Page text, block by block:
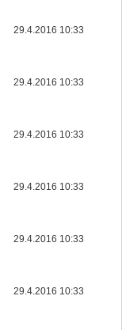
29.4.2016 10:33
29.4.2016 10:33
29.4.2016 10:33
29.4.2016 10:33
29.4.2016 10:33
29.4.2016 10:33